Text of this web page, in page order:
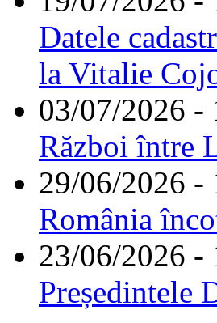
Datele
la Vitalie
03/07/2026 -
Război între
29/06/2026 -
România
23/06/2026 -
Președintele